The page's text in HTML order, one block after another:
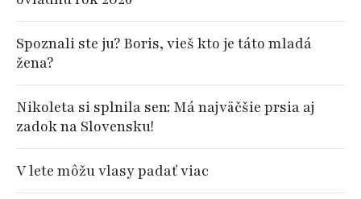
Spoznali ste ju? Boris, vieš kto je táto mladá
žena?
Nikoleta si splnila sen: Má najväčšie prsia aj
zadok na Slovensku!
V lete môžu vlasy padať viac